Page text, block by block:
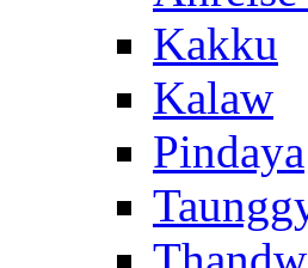
Kakku
Kalaw
Pindaya